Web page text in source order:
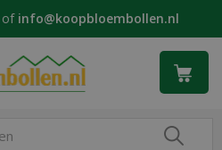
of info@koopbloembollen.nl